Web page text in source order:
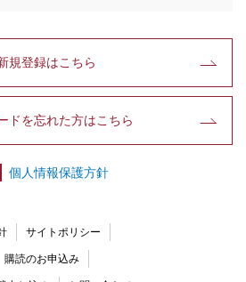
規登録はこちら
ドを忘れた方はこちら
個人情報保護方針
サイトポリシー
購読のお申込み